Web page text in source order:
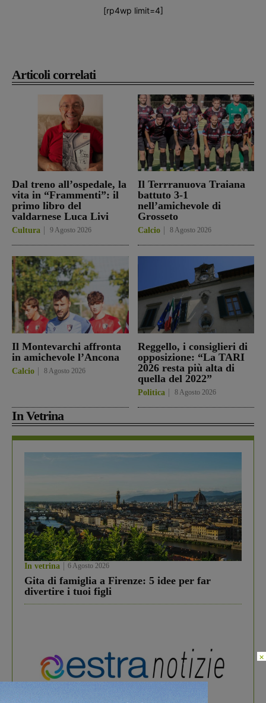
Articoli correlati
Dal treno all’ospedale, la
vita in “Frammenti”: il
primo libro del
valdarnese Luca Livi
Cultura 9 Agosto 2026
Il Terrranuova Traiana
battuto 3-1
nell’amichevole di
Grosseto
Calcio 8 Agosto 2026
Il Montevarchi affronta
in amichevole l’Ancona
Calcio 8 Agosto 2026
Reggello, i consiglieri di
opposizione: “La TARI
2026 resta più alta di
quella del 2022”
Politica 8 Agosto 2026
In Vetrina
In vetrina 6 Agosto 2026
Gita di famiglia a Firenze: 5 idee per far
divertire i tuoi figli
[rp4wp limit=4]
×